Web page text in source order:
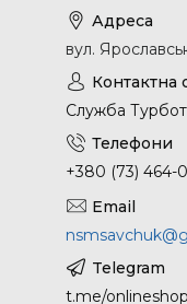
вул.
Служба
+380 (73) 464-
t.me/